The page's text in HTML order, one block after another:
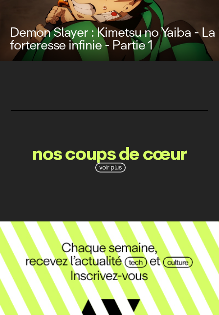
Demon Slayer : Kimetsu no Yaiba - La
forteresse infinie - Partie 1
voir plus
nos coups de cœur